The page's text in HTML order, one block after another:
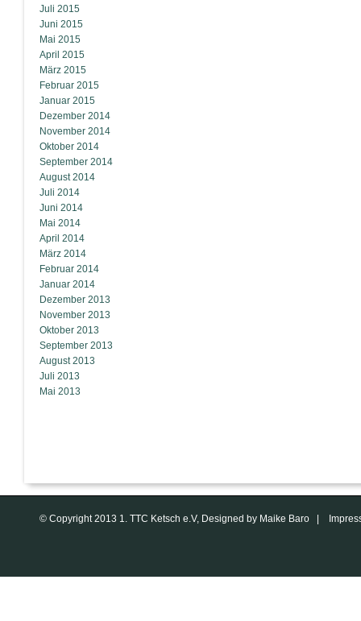
Juli 2015
Juni 2015
Mai 2015
April 2015
März 2015
Februar 2015
Januar 2015
Dezember 2014
November 2014
Oktober 2014
September 2014
August 2014
Juli 2014
Juni 2014
Mai 2014
April 2014
März 2014
Februar 2014
Januar 2014
Dezember 2013
November 2013
Oktober 2013
September 2013
August 2013
Juli 2013
Mai 2013
© Copyright 2013 1. TTC Ketsch e.V, Designed by Maike Baro |